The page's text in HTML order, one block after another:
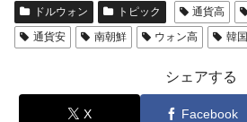
ドルウォン トピック 通貨高
通貨安
南朝鮮 ウォン高 韓国
シェアする
X Facebook